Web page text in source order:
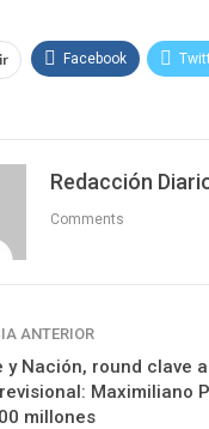
Facebook
Redacción
Comments
ANTERIOR
y Nación, round clave
Maximiliano
millones